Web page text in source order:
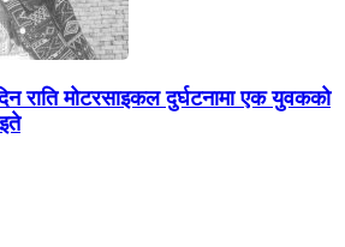
राति मोटरसाइकल दुर्घटनामा एक युवकको